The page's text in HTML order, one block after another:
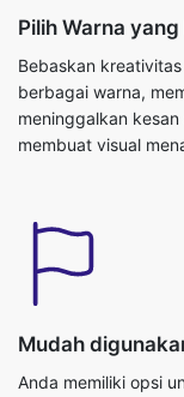
Pilih Warna
Bebaskan
berbagai warna,
meninggalkan
membuat visual
Mudah
Anda memiliki opsi